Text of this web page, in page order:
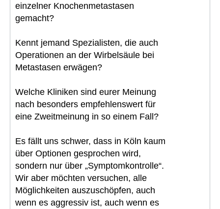
einzelner Knochenmetastasen
gemacht?
Kennt jemand Spezialisten, die auch
Operationen an der Wirbelsäule bei
Metastasen erwägen?
Welche Kliniken sind eurer Meinung
nach besonders empfehlenswert für
eine Zweitmeinung in so einem Fall?
Es fällt uns schwer, dass in Köln kaum
über Optionen gesprochen wird,
sondern nur über „Symptomkontrolle“.
Wir aber möchten versuchen, alle
Möglichkeiten auszuschöpfen, auch
wenn es aggressiv ist, auch wenn es